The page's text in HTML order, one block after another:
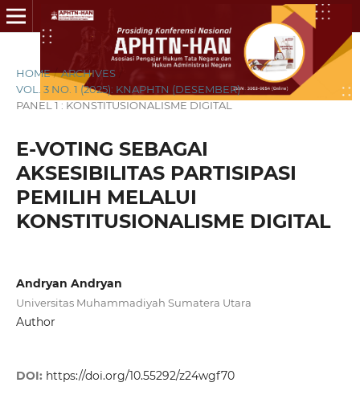
HOME / ARCHIVES
VOL. 3 NO. 1 (2025): KNAPHTN (DESEMBER) /
PANEL 1 : KONSTITUSIONALISME DIGITAL
E-VOTING SEBAGAI
AKSESIBILITAS PARTISIPASI
PEMILIH MELALUI
KONSTITUSIONALISME DIGITAL
Andryan Andryan
Universitas Muhammadiyah Sumatera Utara
Author
DOI: https://doi.org/10.55292/z24wgf70